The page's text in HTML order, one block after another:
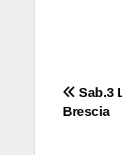
Sab.3
Brescia